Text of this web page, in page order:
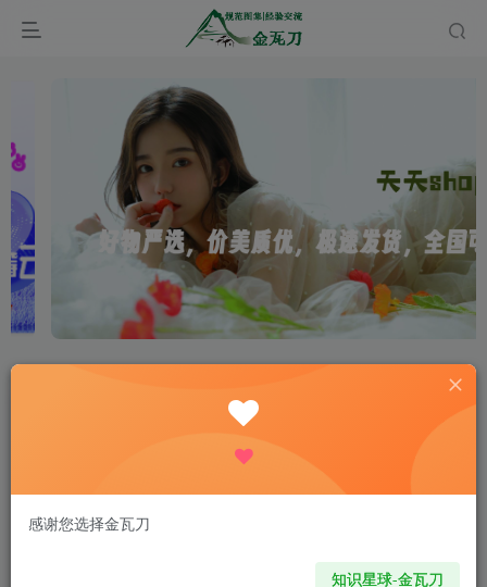
首页 注册考试 注册建造师 正文
2020年一建市政实务考点精讲：建筑节能工程施
onehiker 关注 私信
感谢您选择金瓦刀
知识星球-金瓦刀